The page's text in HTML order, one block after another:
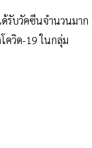
รับวัคซีนจำนวนมาก
ควิด-19 ในกลุ่ม